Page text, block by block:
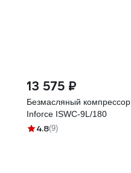
13 575 ₽
Безмасляный компрессор
Inforce ISWC-9L/180
4.8(9)